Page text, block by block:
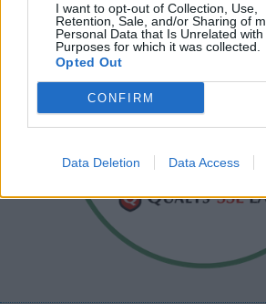
I want to opt-out of Collection, Use,
Retention, Sale, and/or Sharing of
Personal Data that Is Unrelated
Purposes for which it was collected.
Opted Out
CONFIRM
Data Deletion Data Access